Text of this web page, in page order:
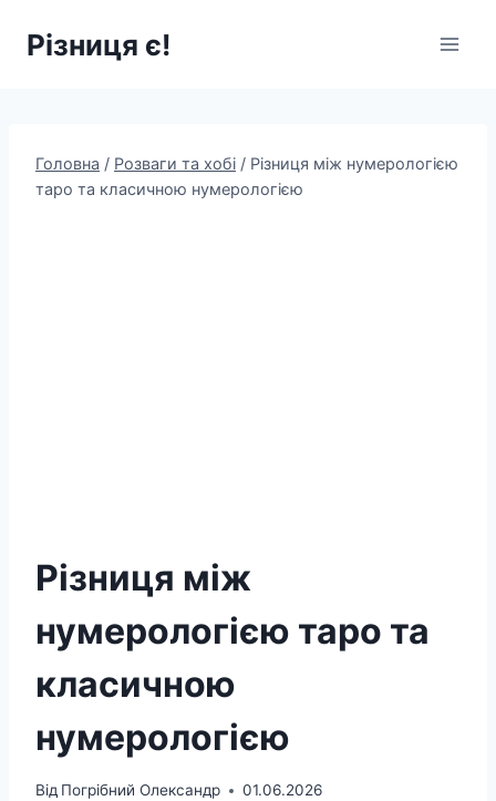
Різниця є!
Головна / Розваги та хобі / Різниця між нумерологією
таро та класичною нумерологією
Різниця між
нумерологією таро та
класичною
нумерологією
Від Погрібний Олександр 01.06.2026